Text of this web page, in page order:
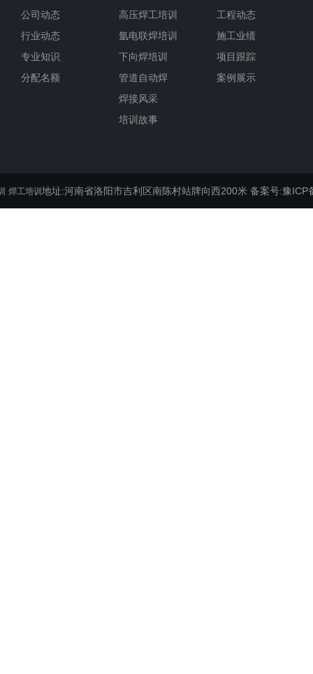
公司动态
行业动态
专业知识
分配名额
高压焊工培训
氩电联焊培训
下向焊培训
管道自动焊
焊接风采
培训故事
工程动态
施工业绩
项目跟踪
案例展示
地址:河南省洛阳市吉利区南陈村站牌向西200米 备案号:豫ICP
焊工培训